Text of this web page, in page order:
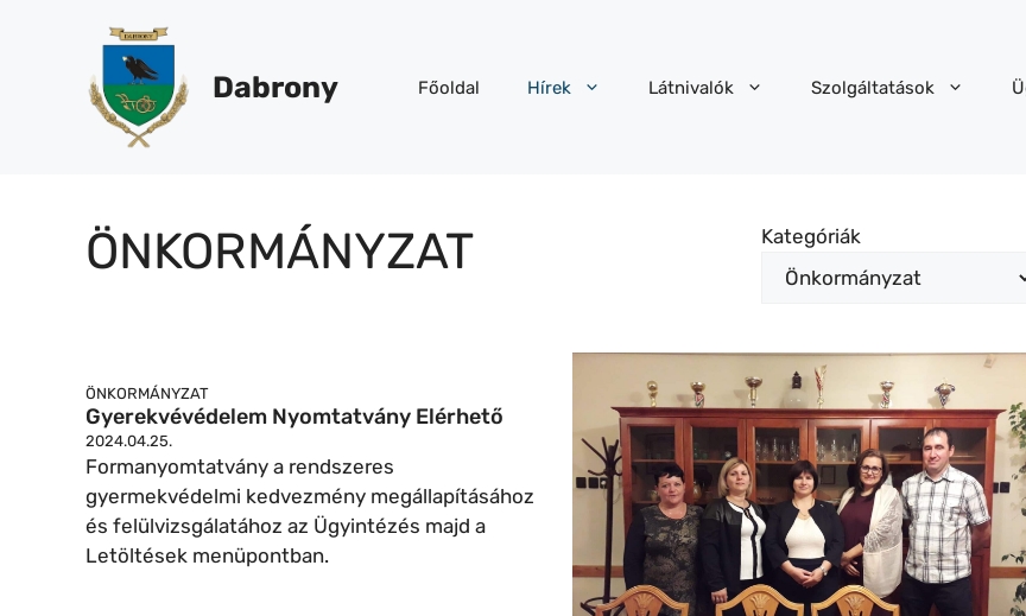
tartalomba
Dabrony Főoldal Hírek Látnivalók Szolgáltatások
ÖNKORMÁNYZAT Kategóriák
ÖNKORMÁNYZAT
Gyerekvévédelem Nyomtatvány Elérhető
2024.04.25.
Formanyomtatvány a rendszeres
gyermekvédelmi kedvezmény megállapításához
és felülvizsgálatához az Ügyintézés majd a
Letöltések menüpontban.